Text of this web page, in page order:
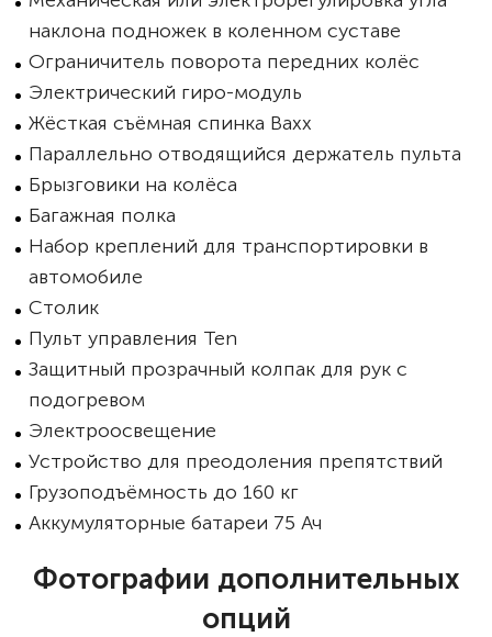
наклона подножек в коленном суставе
Ограничитель поворота передних колёс
Электрический гиро-модуль
Жёсткая съёмная спинка Baxx
Параллельно отводящийся держатель пульта
Брызговики на колёса
Багажная полка
Набор креплений для транспортировки в
автомобиле
Столик
Пульт управления Ten
Защитный прозрачный колпак для рук с
подогревом
Электроосвещение
Устройство для преодоления препятствий
Грузоподъёмность до 160 кг
Аккумуляторные батареи 75 Ач
Фотографии дополнительных
опций